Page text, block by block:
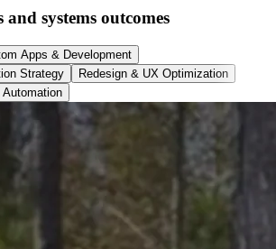
systems outcomes
Apps & Development
Strategy
Redesign & UX Optimization
Automation